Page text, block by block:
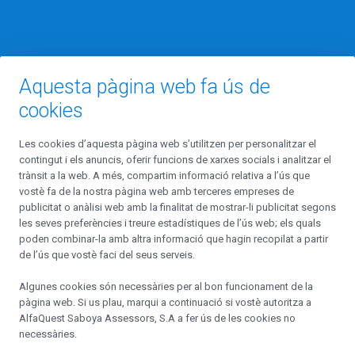
Fundada l’any 2010, Alfaquest Saboya Assessors és la primera entitat
d’assessorament financer a Andorra, autoritzada i supervisada per
l’AFA. Neix del convenciment que només un assessorament plenament
independent i altament professional pot generar valor afegit al Client.
Contacta'ns
Carrer Prat de la Creu, 8, 4a Planta, Despacho 403,
AD500 Andorra la Vella Principat d’Andorra
alfaquest@alfaquest.net
Aquesta pàgina web fa ús de
cookies
Les cookies d’aquesta pàgina web s’utilitzen per personalitzar el
contingut i els anuncis, oferir funcions de xarxes socials i analitzar el
trànsit a la web. A més, compartim informació relativa a l’ús que
vostè fa de la nostra pàgina web amb terceres empreses de
publicitat o anàlisi web amb la finalitat de mostrar-li publicitat segons
les seves preferències i treure estadístiques de l’ús web; els quals
poden combinar-la amb altra informació que hagin recopilat a partir
de l’ús que vostè faci del seus serveis.
Algunes cookies són necessàries per al bon funcionament de la
pàgina web. Si us plau, marqui a continuació si vostè autoritza a
AlfaQuest Saboya Assessors, S.A a fer ús de les cookies no
necessàries.